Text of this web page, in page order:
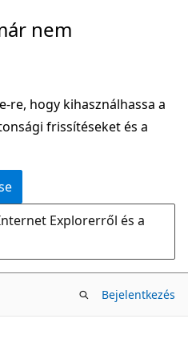
nem
re, hogy kihasználhassa a
frissítéseket és a
Explorerről és a
Bejelentkezés